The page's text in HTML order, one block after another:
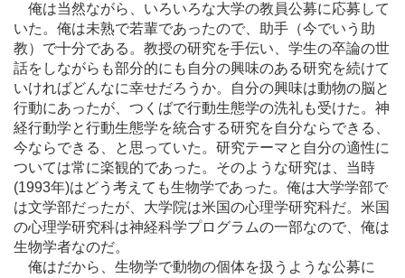
俺は当然ながら、いろいろな大学の教員公募に応募して
いた。俺は未熟で若輩であったので、助手（今でいう助
教）で十分である。教授の研究を手伝い、学生の卒論の世
話をしながらも部分的にも自分の興味のある研究を続けて
いければどんなに幸せだろうか。自分の興味は動物の脳と
行動にあったが、つくばで行動生態学の洗礼も受けた。神
経行動学と行動生態学を統合する研究を自分ならできる、
今ならできる、と思っていた。研究テーマと自分の適性に
ついては常に楽観的であった。そのような研究は、当時
(1993年)はどう考えても生物学であった。俺は大学学部で
は文学部だったが、大学院は米国の心理学研究科だ。米国
の心理学研究科は神経科学プログラムの一部なので、俺は
生物学者なのだ。
俺はだから、生物学で動物の個体を扱うような公募に